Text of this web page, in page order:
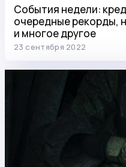
События недели:
очередные рекорды,
и многое другое
23 сентября 2022